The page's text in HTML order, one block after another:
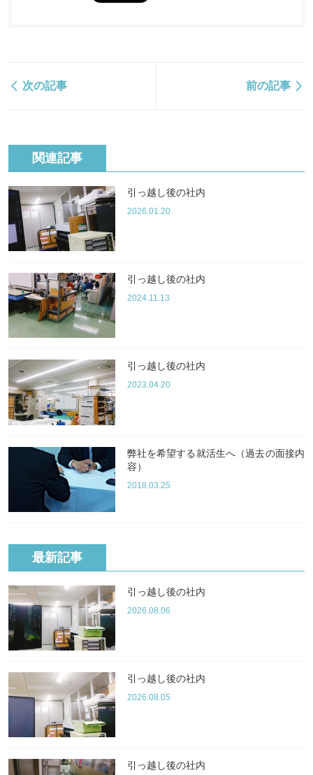
次の記事 前の記事
関連記事
引っ越し後の社内
2026.01.20
引っ越し後の社内
2024.11.13
引っ越し後の社内
2023.04.20
弊社を希望する就活生へ（過去の面接内
容）
2018.03.25
最新記事
引っ越し後の社内
2026.08.06
引っ越し後の社内
2026.08.05
引っ越し後の社内